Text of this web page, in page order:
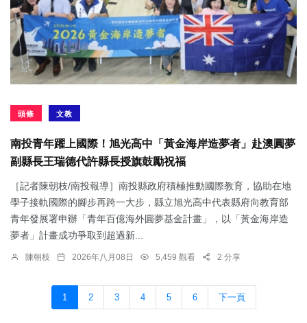
頭條 文教
南投青年躍上國際！旭光高中「黃金海岸造夢者」赴澳圓夢
副縣長王瑞德代許縣長授旗鼓勵祝福
［記者陳朝枝/南投報導］南投縣政府積極推動國際教育，協助在地
學子接軌國際的腳步再跨一大步，縣立旭光高中代表縣府向教育部
青年發展署申辦「青年百億海外圓夢基金計畫」，以「黃金海岸造
夢者」計畫成功爭取到超過新...
陳朝枝 2026年八月08日 5,459 觀看 2 分享
1 2 3 4 5 6 下一頁